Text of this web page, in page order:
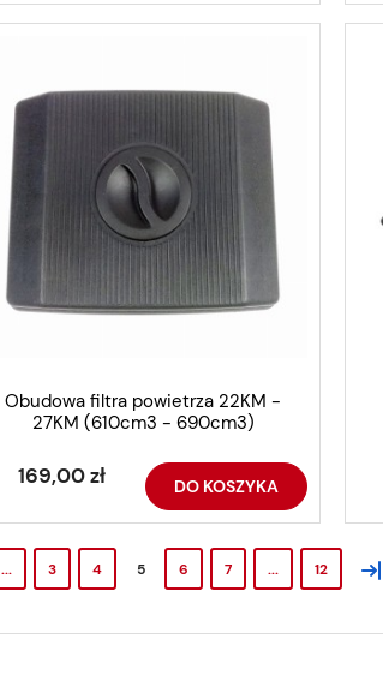
Obudowa filtra powietrza 22KM -
27KM (610cm3 - 690cm3)
169,00 zł DO KOSZYKA
... 3 4 5 6 7 ... 12 »